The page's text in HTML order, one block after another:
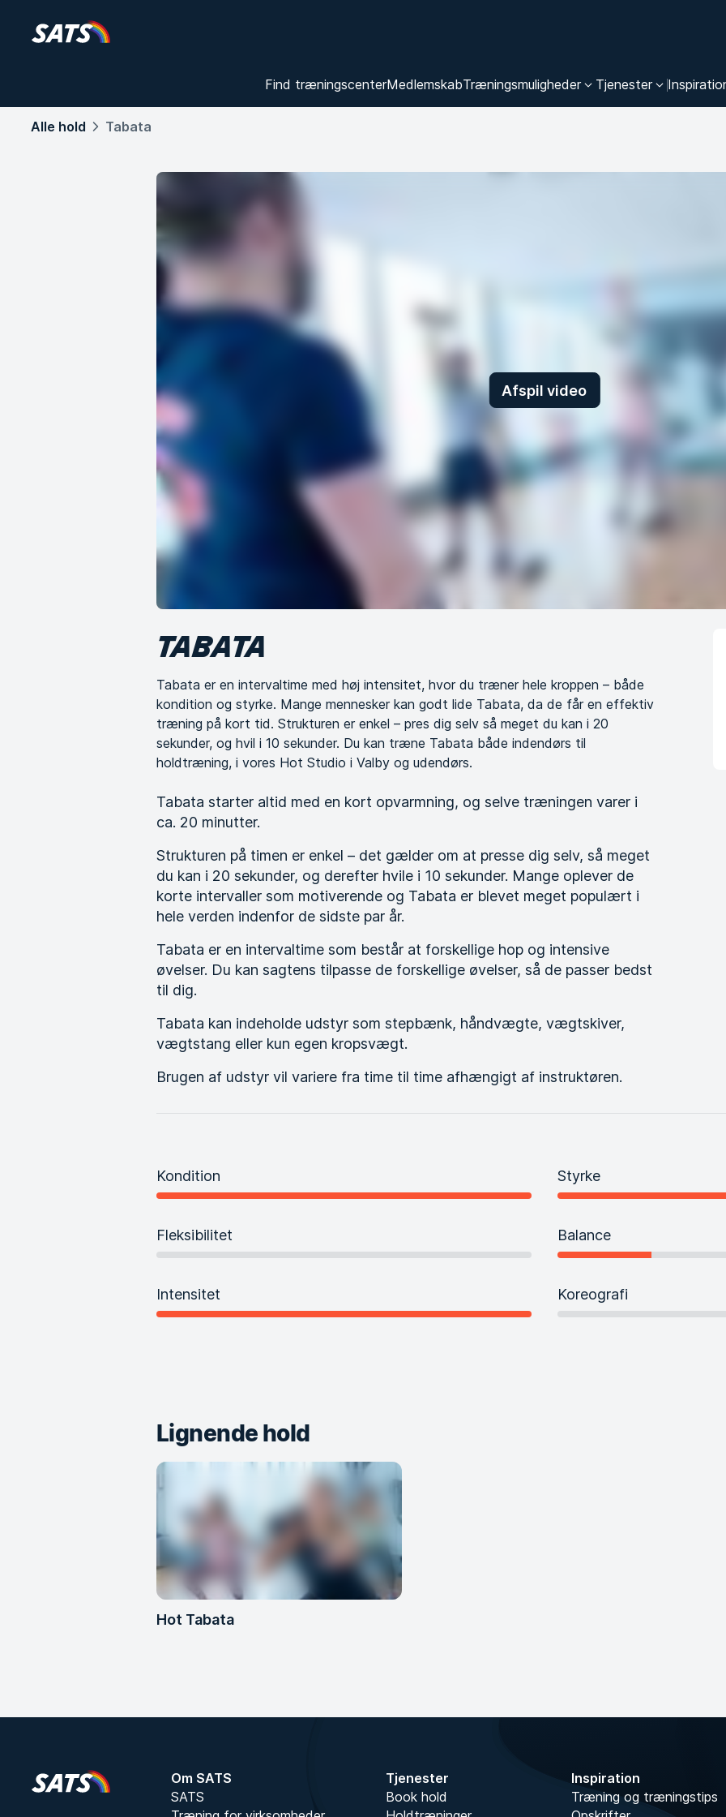
Find træningscenterMedlemskabTræningsmuligheder Tjenester
Alle hold Tabata
Afspil video
TABATA
Tabata er en intervaltime med høj intensitet, hvor du træner hele kroppen – både
kondition og styrke. Mange mennesker kan godt lide Tabata, da de får en effektiv
træning på kort tid. Strukturen er enkel – pres dig selv så meget du kan i 20
sekunder, og hvil i 10 sekunder. Du kan træne Tabata både indendørs til
holdtræning, i vores Hot Studio i Valby og udendørs.
Tabata starter altid med en kort opvarmning, og selve træningen varer i
ca. 20 minutter.
Strukturen på timen er enkel – det gælder om at presse dig selv, så meget
du kan i 20 sekunder, og derefter hvile i 10 sekunder. Mange oplever de
korte intervaller som motiverende og Tabata er blevet meget populært i
hele verden indenfor de sidste par år.
Tabata er en intervaltime som består at forskellige hop og intensive
øvelser. Du kan sagtens tilpasse de forskellige øvelser, så de passer bedst
til dig.
Tabata kan indeholde udstyr som stepbænk, håndvægte, vægtskiver,
vægtstang eller kun egen kropsvægt.
Brugen af udstyr vil variere fra time til time afhængigt af instruktøren.
Kondition Styrke
Fleksibilitet Balance
Intensitet Koreografi
Lignende hold
Hot Tabata
Om SATS
SATS
Tjenester
Book hold
Inspiration
Træning og træningstips